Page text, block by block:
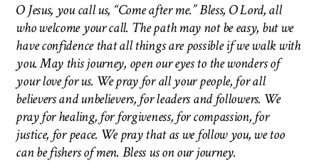
O Jesus, you call us, “Come after me.” Bless, O Lord, all
who welcome your call. The path may not be easy, but we
have confidence that all things are possible if we walk with
you. May this journey, open our eyes to the wonders of
your love for us. We pray for all your people, for all
believers and unbelievers, for leaders and followers. We
pray for healing, for forgiveness, for compassion, for
justice, for peace. We pray that as we follow you, we too
can be fishers of men. Bless us on our journey.